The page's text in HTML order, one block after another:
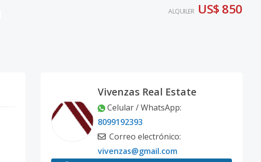
ALQUILER US$ 850
Vivenzas Real Estate
Celular / WhatsApp:
8099192393
Correo electrónico:
vivenzas@gmail.com